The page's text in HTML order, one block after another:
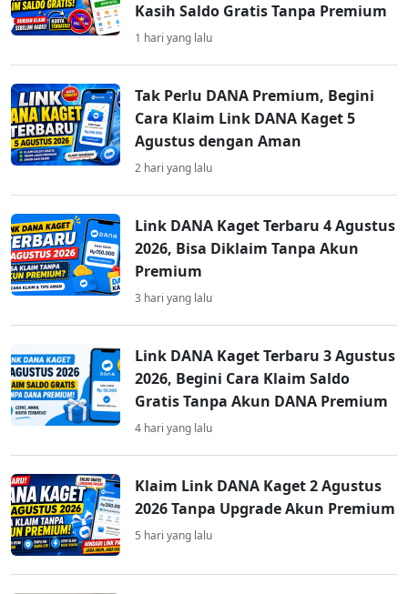
Kasih Saldo Gratis Tanpa Premium
1 hari yang lalu
Tak Perlu DANA Premium, Begini
Cara Klaim Link DANA Kaget 5
Agustus dengan Aman
2 hari yang lalu
Link DANA Kaget Terbaru 4 Agustus
2026, Bisa Diklaim Tanpa Akun
Premium
3 hari yang lalu
Link DANA Kaget Terbaru 3 Agustus
2026, Begini Cara Klaim Saldo
Gratis Tanpa Akun DANA Premium
4 hari yang lalu
Klaim Link DANA Kaget 2 Agustus
2026 Tanpa Upgrade Akun Premium
5 hari yang lalu